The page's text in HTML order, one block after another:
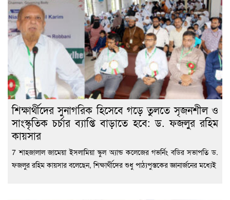
শিক্ষার্থীদের সুনাগরিক হিসেবে গড়ে তুলতে সৃজনশীল ও
সাংস্কৃতিক চর্চার ব্যাপ্তি বাড়াতে হবে: ড. ফজলুর রহিম
কায়সার
7 শাহজালাল জামেয়া ইসলামিয়া স্কুল অ্যান্ড কলেজের গভর্নিং বডির সভাপতি ড.
ফজলুর রহিম কায়সার বলেছেন, শিক্ষার্থীদের শুধু পাঠ্যপুস্তকের জ্ঞানার্জনের মধ্যেই